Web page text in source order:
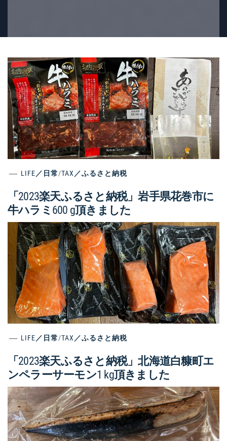
LIFE／日常/TAX／ふるさと納税
「2023楽天ふるさと納税」岩手県花巻市に
牛ハラミ600 g頂きました
LIFE／日常/TAX／ふるさと納税
「2023楽天ふるさと納税」北海道白糠町エ
ンペラーサーモン1 kg頂きました